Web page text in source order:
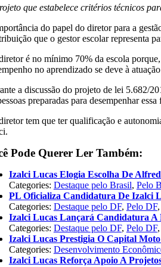
que estabelece critérios técnicos
do papel do diretor para a
que o gestor escolar representa
é no mínimo 70% da escola
no aprendizado se deve à
a discussão do projeto de lei 5.682/
preparadas para desempenhar essa
tem que ter qualificação e
Pode Querer Ler Também:
Izalci Lucas Elogia Escolha De
Categories: Destaque pelo Brasil, Pelo
PL Oficializa Candidatura De Izalci
Categories: Destaque pelo DF, Pelo DF,
Izalci Lucas Lançará Candidatura A
Categories: Destaque pelo DF, Pelo DF,
Izalci Lucas Prestigia O Capital
Categories: Desenvolvimento
Izalci Lucas Reforça Apoio A